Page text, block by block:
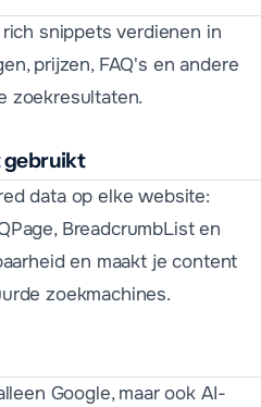
snippets verdienen in
prijzen, FAQ's en andere
zoekresultaten.
gebruikt
data op elke website:
BreadcrumbList en
en maakt je content
zoekmachines.
Google, maar ook AI-